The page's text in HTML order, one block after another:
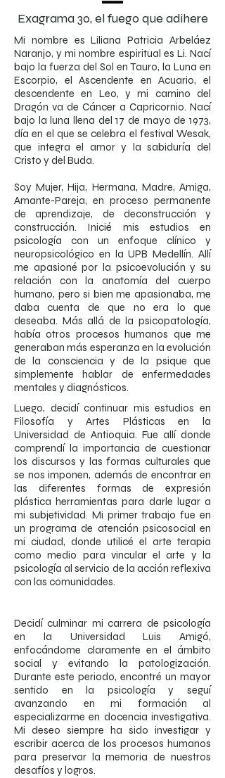
Exagrama 30, el fuego que adihere
Mi nombre es Liliana Patricia Arbeláez
Naranjo, y mi nombre espiritual es Li. Nací
bajo la fuerza del Sol en Tauro, la Luna en
Escorpio, el Ascendente en Acuario, el
descendente en Leo, y mi camino del
Dragón va de Cáncer a Capricornio. Nací
bajo la luna llena del 17 de mayo de 1973,
día en el que se celebra el festival Wesak,
que integra el amor y la sabiduría del
Cristo y del Buda.
Soy Mujer, Hija, Hermana, Madre, Amiga,
Amante-Pareja, en proceso permanente
de aprendizaje, de deconstrucción y
construcción. Inicié mis estudios en
psicología con un enfoque clínico y
neuropsicológico en la UPB Medellín. Allí
me apasioné por la psicoevolución y su
relación con la anatomía del cuerpo
humano, pero si bien me apasionaba, me
daba cuenta de que no era lo que
deseaba. Más allá de la psicopatología,
había otros procesos humanos que me
generaban más esperanza en la evolución
de la consciencia y de la psique que
simplemente hablar de enfermedades
mentales y diagnósticos.
Luego, decidí continuar mis estudios en
Filosofía y Artes Plásticas en la
Universidad de Antioquia. Fue allí donde
comprendí la importancia de cuestionar
los discursos y las formas culturales que
se nos imponen, además de encontrar en
las diferentes formas de expresión
plástica herramientas para darle lugar a
mi subjetividad. Mi primer trabajo fue en
un programa de atención psicosocial en
mi ciudad, donde utilicé el arte terapia
como medio para vincular el arte y la
psicología al servicio de la acción reflexiva
con las comunidades.
Decidí culminar mi carrera de psicología
en la Universidad Luis Amigó,
enfocándome claramente en el ámbito
social y evitando la patologización.
Durante este periodo, encontré un mayor
sentido en la psicología y seguí
avanzando en mi formación al
especializarme en docencia investigativa.
Mi deseo siempre ha sido investigar y
escribir acerca de los procesos humanos
para preservar la memoria de nuestros
desafíos y logros.